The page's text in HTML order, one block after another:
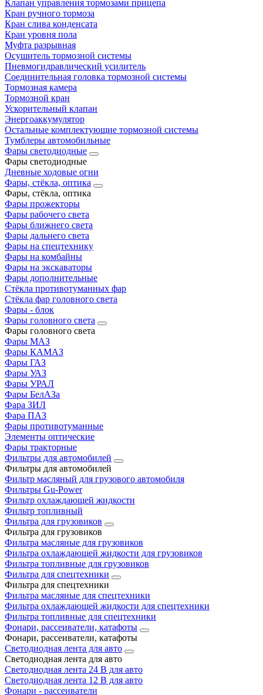
Клапан управления тормозами прицепа
Кран ручного тормоза
Кран слива конденсата
Кран уровня пола
Муфта разрывная
Осушитель тормозной системы
Пневмогидравлический усилитель
Соединительная головка тормозной системы
Тормозная камера
Тормозной кран
Ускорительный клапан
Энергоаккумулятор
Остальные комплектующие тормозной системы
Тумблеры автомобильные
Фары светодиодные
Фары светодиодные
Дневные ходовые огни
Фары, стёкла, оптика
Фары, стёкла, оптика
Фары прожекторы
Фары рабочего света
Фары ближнего света
Фары дальнего света
Фары на спецтехнику
Фары на комбайны
Фары на экскаваторы
Фары дополнительные
Стёкла противотуманных фар
Стёкла фар головного света
Фары - блок
Фары головного света
Фары головного света
Фары МАЗ
Фары КАМАЗ
Фары ГАЗ
Фары УАЗ
Фары УРАЛ
Фары БелАЗа
Фара ЗИЛ
Фара ПАЗ
Фары противотуманные
Элементы оптические
Фары тракторные
Фильтры для автомобилей
Фильтры для автомобилей
Фильтр масляный для грузового автомобиля
Фильтры Gu-Power
Фильтр охлаждающей жидкости
Фильтр топливный
Фильтра для грузовиков
Фильтра для грузовиков
Фильтра масляные для грузовиков
Фильтра охлаждающей жидкости для грузовиков
Фильтра топливные для грузовиков
Фильтра для спецтехники
Фильтра для спецтехники
Фильтра масляные для спецтехники
Фильтра охлаждающей жидкости для спецтехники
Фильтра топливные для спецтехники
Фонари, рассеиватели, катафоты
Фонари, рассеиватели, катафоты
Светодиодная лента для авто
Светодиодная лента для авто
Светодиодная лента 24 В для авто
Светодиодная лента 12 В для авто
Фонари - рассеиватели